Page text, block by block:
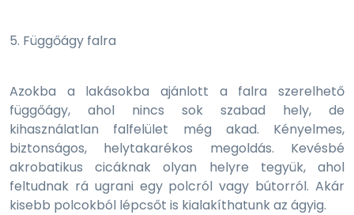
5. Függőágy falra
Azokba a lakásokba ajánlott a falra szerelhető
függőágy, ahol nincs sok szabad hely, de
kihasználatlan falfelület még akad. Kényelmes,
biztonságos, helytakarékos megoldás. Kevésbé
akrobatikus cicáknak olyan helyre tegyük, ahol
feltudnak rá ugrani egy polcról vagy bútorról. Akár
kisebb polcokból lépcsőt is kialakíthatunk az ágyig.